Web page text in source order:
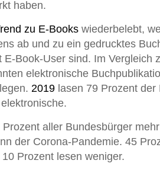
haben.
zu E-Books wiederbelebt,
ab und zu ein gedrucktes
E-Book-User sind. Im Vergleich
elektronische
2019 lasen 79 Prozent
aller Bundesbürger
der Corona-Pandemie. 45
Prozent lesen weniger.